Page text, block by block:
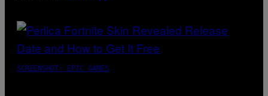
SCREENSHOT: EPIC GAMES